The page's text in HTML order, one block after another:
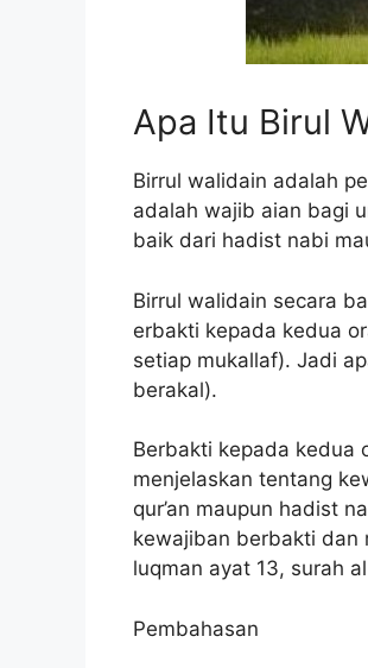
Apa Itu Birul
Birrul walidain adalah
adalah wajib aian bagi
baik dari hadist nabi
Birrul walidain secara
erbakti kepada kedua
setiap mukallaf). Jadi
berakal).
Berbakti kepada kedua
menjelaskan tentang
qur’an maupun hadist
kewajiban berbakti dan
luqman ayat 13, surah
Pembahasan